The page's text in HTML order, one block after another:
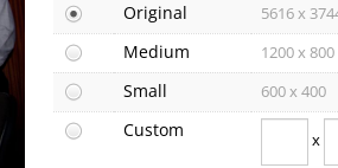
Original
5616 x
Medium 1200 x 800
Small 600 x 400
Custom x